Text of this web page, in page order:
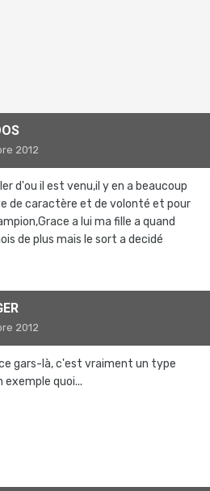
2012
d'ou il est venu,il y en a beaucoup
de caractère et de volonté et pour
a lui ma fille a quand
de plus mais le sort a decidé
2012
gars-là, c'est vraiment un type
exemple quoi...